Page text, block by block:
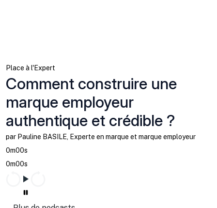
Place à l'Expert
Comment construire une
marque employeur
authentique et crédible ?
par Pauline BASILE, Experte en marque et marque employeur
0m00s
0m00s